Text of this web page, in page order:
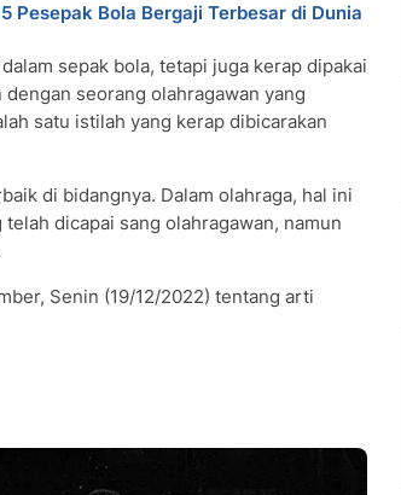
Pesepak Bola Bergaji Terbesar di Dunia
sepak bola, tetapi juga kerap dipakai
seorang olahragawan yang
satu istilah yang kerap dibicarakan
di bidangnya. Dalam olahraga, hal ini
dicapai sang olahragawan, namun
Senin (19/12/2022) tentang arti